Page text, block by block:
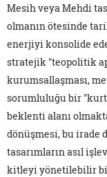
Mesih veya Mehdi
olmanın ötesinde
enerjiyi konsolide
stratejik "teopolitik
kurumsallaşması,
sorumluluğu bir
beklenti alanı
dönüşmesi, bu irade
tasarımların asıl
kitleyi yönetilebilir